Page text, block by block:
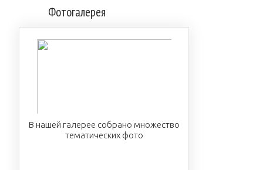
Фотогалерея
В нашей галерее собрано множество
тематических фото